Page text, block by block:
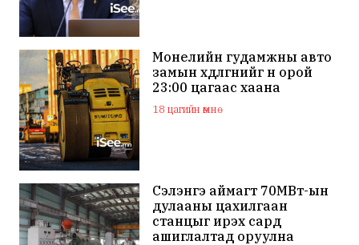
Монелийн гудамжны авто
замын хөдөлгөөнийг өнөө орой
23:00 цагаас хаана
18 цагийн өмнө
Сэлэнгэ аймагт 70МВт-ын
дулааны цахилгаан
станцыг ирэх сард
ашиглалтад оруулна